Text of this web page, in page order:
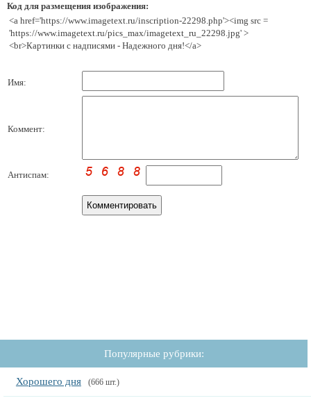
Код для размещения изображения:
<a href='https://www.imagetext.ru/inscription-22298.php'><img src =
'https://www.imagetext.ru/pics_max/imagetext_ru_22298.jpg' >
<br>Картинки с надписями - Надежного дня!</a>
Имя:
Коммент:
Антиспам:
Популярные рубрики:
Хорошего дня (666 шт.)